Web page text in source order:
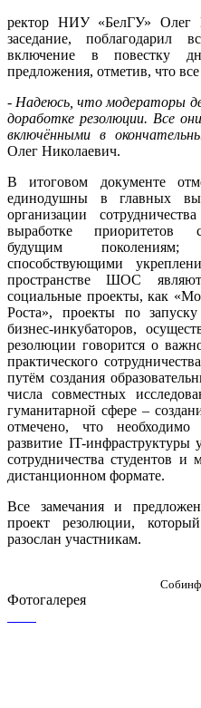
ректор НИУ «БелГУ» Олег
заседание, поблагодарил
включение в повестку
предложения, отметив, что
- Надеюсь, что модераторы
доработке резолюции. Все
включёнными в
Олег Николаевич.
В итоговом документе
единодушны в главных
организации
выработке приоритетов
будущим
способствующими
пространстве ШОС
социальные проекты, как
Роста», проекты по
бизнес-инкубаторов,
резолюции говорится о
практического
путём создания
числа совместных
гуманитарной сфере –
отмечено, что необходимо
развитие IT-инфраструктуры
сотрудничества студентов
дистанционном формате.
Все замечания и
проект резолюции,
разослан участникам.
Фотогалерея